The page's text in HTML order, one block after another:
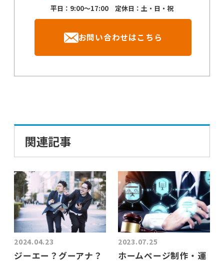
平日：9:00～17:00 定休日：土・日・祝
お問い合わせはこちら
関連記事
2024.04.23
ジーエー？グーアナ？
2023.07.25
ホームページ制作・運